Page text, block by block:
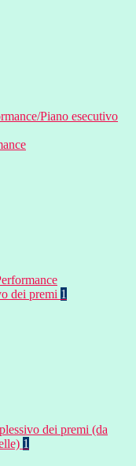
Piano esecutivo
dei premi 1
dei premi (da
1